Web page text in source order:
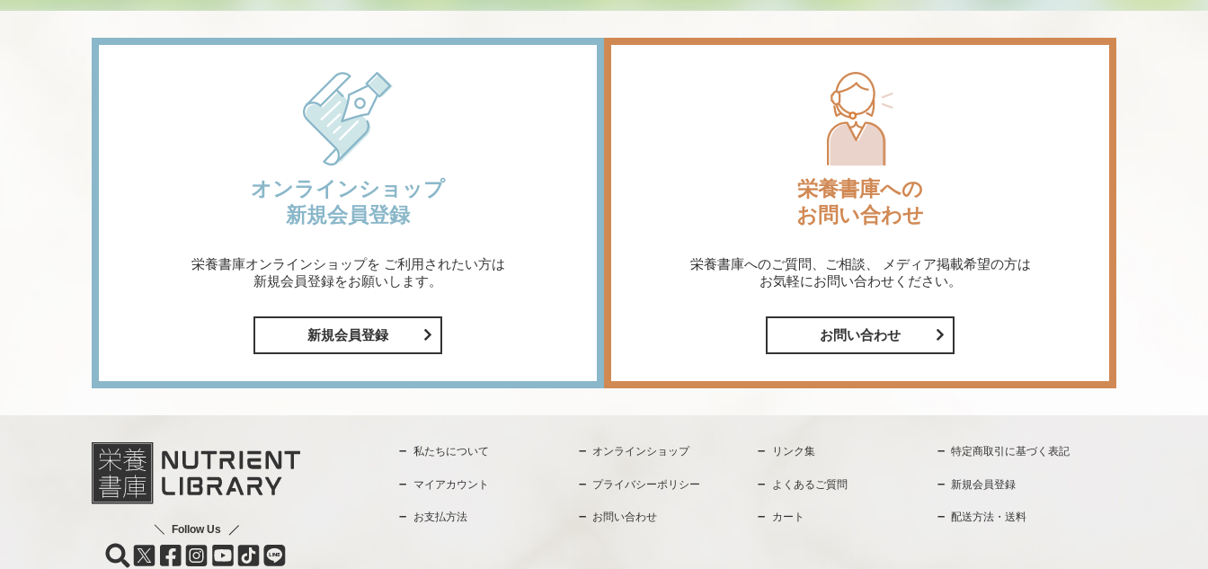
オンラインショップ
新規会員登録
栄養書庫オンラインショップを ご利用されたい方は
新規会員登録をお願いします。
新規会員登録
栄養書庫への
お問い合わせ
栄養書庫へのご質問、ご相談、
メディア掲載希望の方は
お気軽にお問い合わせください。
お問い合わせ
Follow Us
私たちについて オンラインショップ リンク集 特定商取引に基づく表記
マイアカウント プライバシーポリシー よくあるご質問 新規会員登録
お支払方法 お問い合わせ カート 配送方法・送料